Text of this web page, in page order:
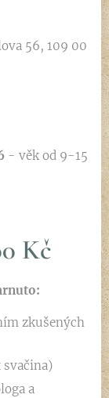
56, 109 00
- věk od 9-15
Kč
zkušených
svačina)
a